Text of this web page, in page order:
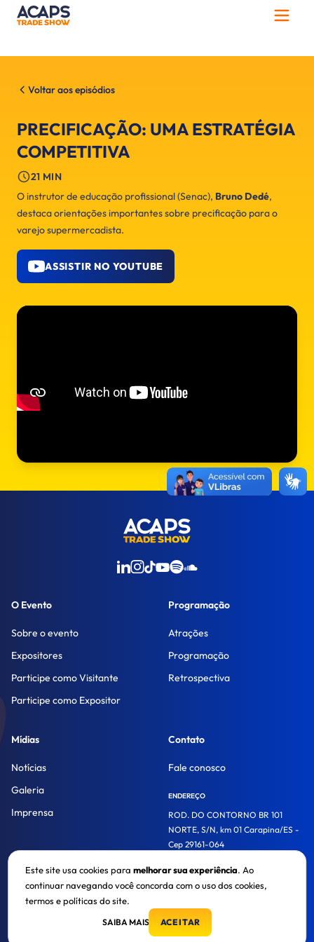
Voltar aos episódios
PRECIFICAÇÃO: UMA ESTRATÉGIA
COMPETITIVA
21 MIN
O instrutor de educação profissional (Senac), Bruno Dedé,
destaca orientações importantes sobre precificação para o
varejo supermercadista.
ASSISTIR NO YOUTUBE
O Evento
Sobre o evento
Expositores
Participe como Visitante
Participe como Expositor
Programação
Atrações
Programação
Retrospectiva
Mídias
Notícias
Galeria
Imprensa
Contato
Fale conosco
ENDEREÇO
ROD. DO CONTORNO BR 101
NORTE, S/N, km 01 Carapina/ES -
Cep 29161-064
© 2026. Acaps Trade Show. Todos os direitos reservados.
CRAFTED BY
Este site usa cookies paramelhorar sua experiência. Ao
continuar navegando você concorda com o uso dos cookies,
termos e políticas do site.
SAIBA MAIS ACEITAR